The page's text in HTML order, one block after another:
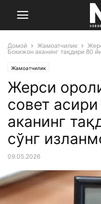
Домой Жамоатчилик
Бокижон аканинг тақдири 80
Жамоатчилик
Жерси
совет
аканинг
сўнг
09.05.2026